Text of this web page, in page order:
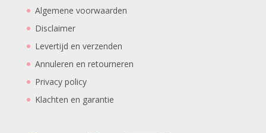
Algemene voorwaarden
Disclaimer
Levertijd en verzenden
Annuleren en retourneren
Privacy policy
Klachten en garantie